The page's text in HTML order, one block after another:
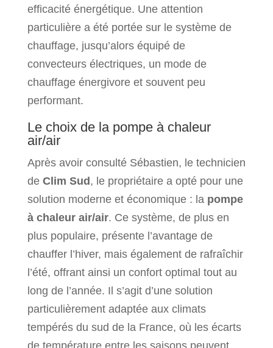
efficacité énergétique. Une attention
particulière a été portée sur le système de
chauffage, jusqu’alors équipé de
convecteurs électriques, un mode de
chauffage énergivore et souvent peu
performant.
Le choix de la pompe à chaleur
air/air
Après avoir consulté Sébastien, le technicien
de Clim Sud, le propriétaire a opté pour une
solution moderne et économique : la pompe
à chaleur air/air. Ce système, de plus en
plus populaire, présente l’avantage de
chauffer l’hiver, mais également de rafraîchir
l’été, offrant ainsi un confort optimal tout au
long de l’année. Il s’agit d’une solution
particulièrement adaptée aux climats
tempérés du sud de la France, où les écarts
de température entre les saisons peuvent